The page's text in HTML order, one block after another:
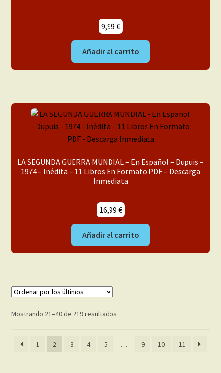
9,99 €
Añadir al carrito
LA SEGUNDA GUERRA MUNDIAL – En Español – Dupuis –
1974 – Inédita – 11 Libros En Formato PDF – Descarga
Inmediata
16,99 €
Añadir al carrito
Mostrando 21–40 de 219 resultadosOrdenado
últimos
1 2 3 4 5 … 9 10 11